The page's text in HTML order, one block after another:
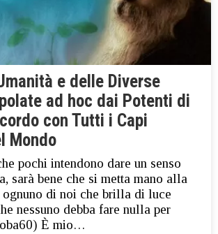
e delle Diverse
ad hoc dai Potenti di
con Tutti i Capi
Mondo
pochi intendono dare un senso
sarà bene che si metta mano alla
ognuno di noi che brilla di luce
nessuno debba fare nulla per
È mio…